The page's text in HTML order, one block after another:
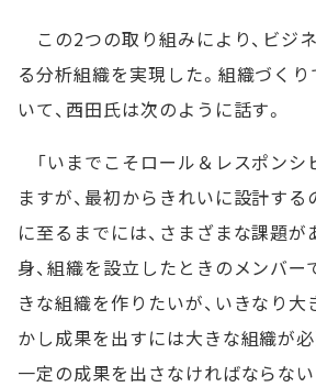
この2つの取り組みにより、ビジ
る分析組織を実現した。組織づく
いて、西田氏は次のように話す。
「いまでこそロール＆レスポンシ
ますが、最初からきれいに設計する
に至るまでには、さまざまな課題が
身、組織を設立したときのメンバー
きな組織を作りたいが、いきなり大
かし成果を出すには大きな組織が
一定の成果を出さなければならな